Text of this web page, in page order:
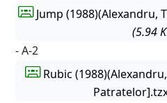
Jump (1988)(Alexandru,
(5.94
- A-2
Rubic